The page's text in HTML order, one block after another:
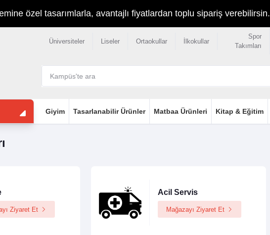
özel tasarımlarla, avantajlı fiyatlardan toplu sipariş verebilirsin.
Üniversiteler Liseler Ortaokullar İlkokullar
Spor
Takımları
Giyim Tasarlanabilir Ürünler Matbaa Ürünleri Kitap & Eğitim
Ziyaret Et
Acil Servis
Mağazayı Ziyaret Et